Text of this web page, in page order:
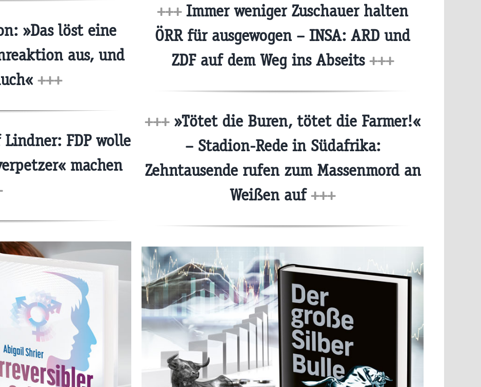
»Das löst eine
aus, und
+++
FDP wolle
machen
+++Immer weniger Zuschauer halten
ÖRR für ausgewogen – INSA: ARD und
ZDF auf dem Weg ins Abseits +++
+++»Tötet die Buren, tötet die Farmer!«
– Stadion-Rede in Südafrika:
Zehntausende rufen zum Massenmord an
Weißen auf+++